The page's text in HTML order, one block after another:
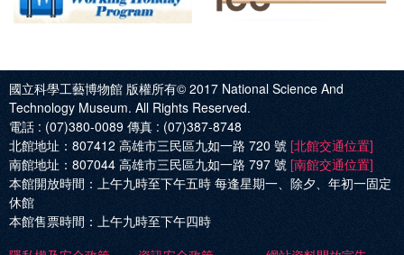
國立科學工藝博物館 版權所有© 2017 National Science And
Technology Museum. All Rights Reserved.
電話 : (07)380-0089 傳真 : (07)387-8748
北館地址： 807412 高雄市三民區九如一路 720 號 [北館交通位置]
南館地址： 807044 高雄市三民區九如一路 797 號 [南館交通位置]
本館開放時間： 上午九時至下午五時 每逢星期一、除夕、年初一固定
休館
本館售票時間： 上午九時至下午四時